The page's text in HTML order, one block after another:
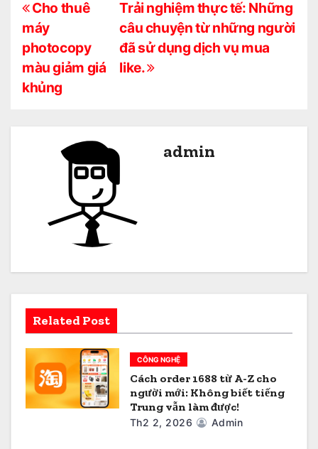
Đ
i
ề
u
b
v
i
ế
Trải nghiệm thực tế: Những
câu chuyện từ những người
đã sử dụng dịch vụ mua
like.
Cho thuê
máy
photocopy
màu giảm giá
khủng
admin
Related Post
CÔNG NGHỆ
Cách order 1688 từ A-Z cho
người mới: Không biết tiếng
Trung vẫn làm được!
Th2 2, 2026 Admin